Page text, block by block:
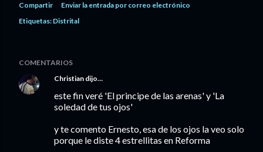
Compartir
Enviar la entrada por correo electrónico
Etiquetas: Distrital
COMENTARIOS
Christian dijo…
este fin veré 'El principe de las arenas' y 'La
soledad de tus ojos'
y te comento Ernesto, esa de los ojos la veo solo
porque le diste 4 estrellitas en Reforma